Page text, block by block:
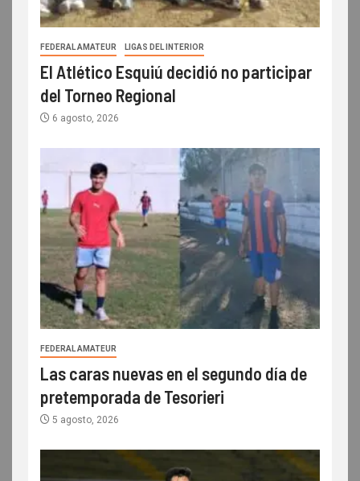
FEDERAL AMATEUR LIGAS DEL INTERIOR
El Atlético Esquiú decidió no participar
del Torneo Regional
6 agosto, 2026
FEDERAL AMATEUR
Las caras nuevas en el segundo día de
pretemporada de Tesorieri
5 agosto, 2026